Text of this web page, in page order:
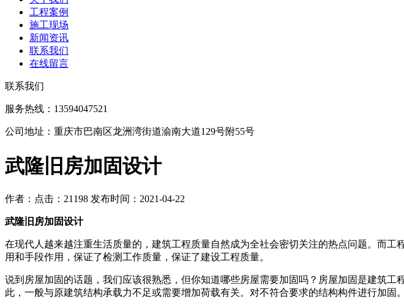
武隆旧房加固设计
作者： 点击：21198 发布时间：2021-04-22
武隆旧房加固设计
在现代人越来越注重生活质量的，建筑工程质量自然成为全社会密切关注的热点问题。而
用和手段作用，保证了检测工作质量，保证了建设工程质量。
说到房屋加固的话题，我们应该很熟悉，但你知道哪些房屋需要加固吗？房屋加固是建筑
此，一般与原建筑结构承载力不足或需要增加荷载有关。对不符合要求的结构构件进行加固
工程案例
施工现场
新闻资讯
联系我们
在线留言
联系我们
服务热线：13594047521
公司地址：重庆市巴南区龙洲湾街道渝南大道129号附55号